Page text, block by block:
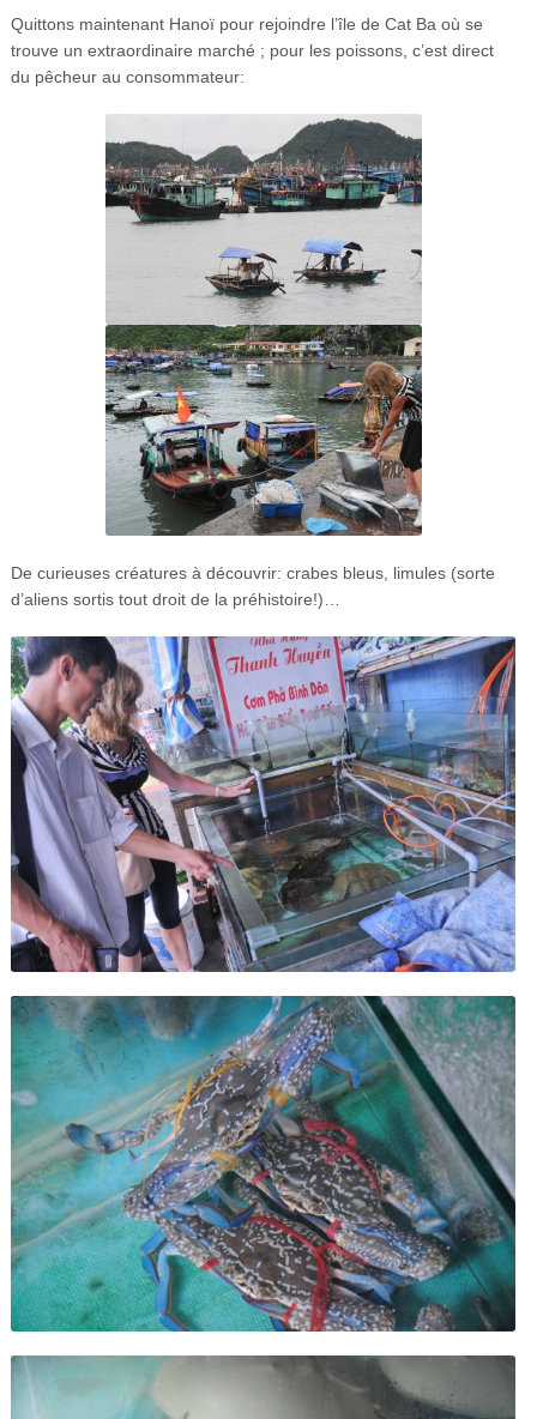
Quittons maintenant Hanoï pour rejoindre l’île de Cat Ba où se
trouve un extraordinaire marché ; pour les poissons, c’est direct
du pêcheur au consommateur:
De curieuses créatures à découvrir: crabes bleus, limules (sorte
d’aliens sortis tout droit de la préhistoire!)…